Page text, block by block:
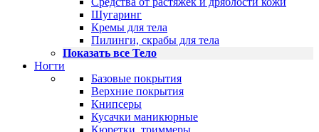
Шугаринг
Кремы для тела
Пилинги, скрабы для тела
Показать все Тело
Ногти
Базовые покрытия
Верхние покрытия
Книпсеры
Кусачки маникюрные